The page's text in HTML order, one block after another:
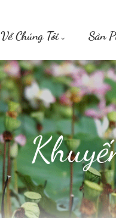
Về Chúng Tôi Sản